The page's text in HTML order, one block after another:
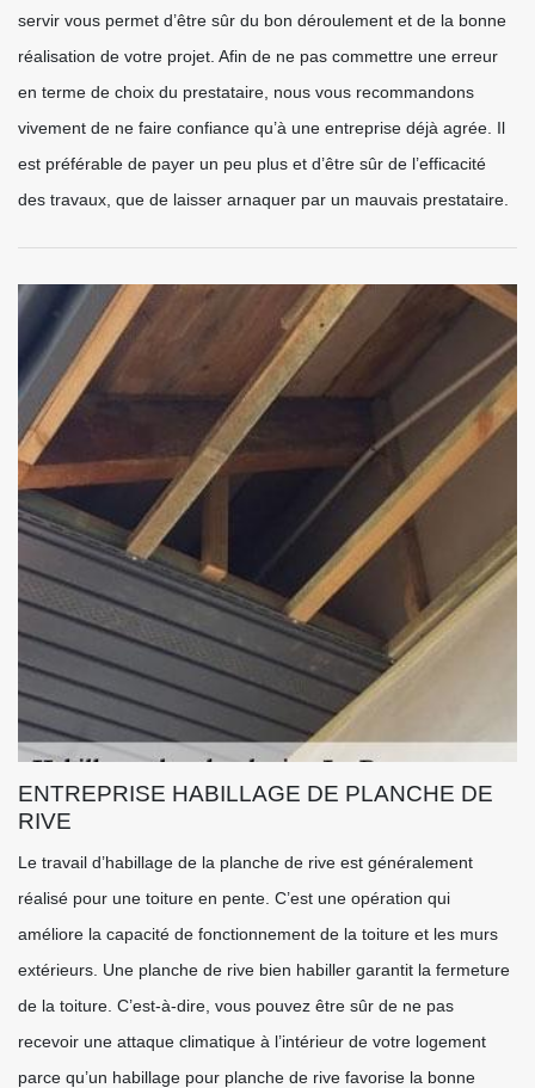
servir vous permet d’être sûr du bon déroulement et de la bonne
réalisation de votre projet. Afin de ne pas commettre une erreur
en terme de choix du prestataire, nous vous recommandons
vivement de ne faire confiance qu’à une entreprise déjà agrée. Il
est préférable de payer un peu plus et d’être sûr de l’efficacité
des travaux, que de laisser arnaquer par un mauvais prestataire.
ENTREPRISE HABILLAGE DE PLANCHE DE
RIVE
Le travail d’habillage de la planche de rive est généralement
réalisé pour une toiture en pente. C’est une opération qui
améliore la capacité de fonctionnement de la toiture et les murs
extérieurs. Une planche de rive bien habiller garantit la fermeture
de la toiture. C’est-à-dire, vous pouvez être sûr de ne pas
recevoir une attaque climatique à l’intérieur de votre logement
parce qu’un habillage pour planche de rive favorise la bonne